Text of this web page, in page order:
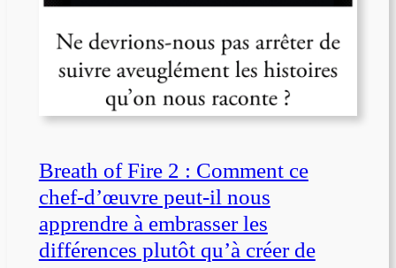
Breath of Fire 2 : Comment ce
chef-d’œuvre peut-il nous
apprendre à embrasser les
différences plutôt qu’à créer de